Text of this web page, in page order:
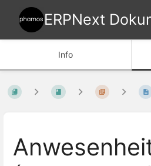
ERPNext
Info